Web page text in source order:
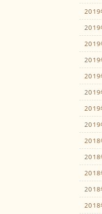
2019
2019
2019
2019
2019
2019
2019
2019
2018
2018
2018
2018
2018